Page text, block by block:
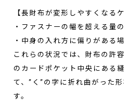
【長財布が変形しやすくなるケ
・ファスナーの幅を超える量
・中身の入れ方に偏りがある
これらの状況では、財布の許
のカードポケット中央にある
て、”く”の字に折れ曲がった
す。